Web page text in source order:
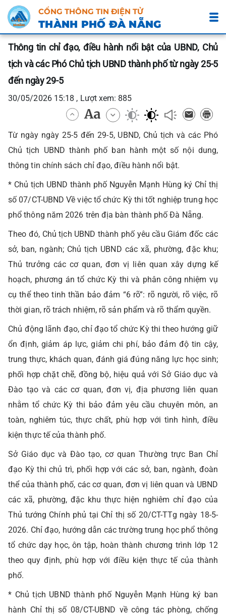
CỔNG THÔNG TIN ĐIỆN TỬ
THÀNH PHỐ ĐÀ NẴNG
Thông tin chỉ đạo, điều hành nổi bật của UBND, Chủ
tịch và các Phó Chủ tịch UBND thành phố từ ngày 25-5
đến ngày 29-5
30/05/2026 15:18 , Lượt xem: 885
Từ ngày ngày 25-5 đến 29-5, UBND, Chủ tịch và các Phó
Chủ tịch UBND thành phố ban hành một số nội dung,
thông tin chính sách chỉ đạo, điều hành nổi bật.
* Chủ tịch UBND thành phố Nguyễn Mạnh Hùng ký Chỉ thị
số 07/CT-UBND Về việc tổ chức Kỳ thi tốt nghiệp trung học
phổ thông năm 2026 trên địa bàn thành phố Đà Nẵng.
Theo đó, Chủ tịch UBND thành phố yêu cầu Giám đốc các
sở, ban, ngành; Chủ tịch UBND các xã, phường, đặc khu;
Thủ trưởng các cơ quan, đơn vị liên quan xây dựng kế
hoạch, phương án tổ chức Kỳ thi và phân công nhiệm vụ
cụ thể theo tinh thần bảo đảm “6 rõ”: rõ người, rõ việc, rõ
thời gian, rõ trách nhiệm, rõ sản phẩm và rõ thẩm quyền.
Chủ động lãnh đạo, chỉ đạo tổ chức Kỳ thi theo hướng giữ
ổn định, giảm áp lực, giảm chi phí, bảo đảm độ tin cậy,
trung thực, khách quan, đánh giá đúng năng lực học sinh;
phối hợp chặt chẽ, đồng bộ, hiệu quả với Sở Giáo dục và
Đào tạo và các cơ quan, đơn vị, địa phương liên quan
nhằm tổ chức Kỳ thi bảo đảm yêu cầu chuyên môn, an
toàn, nghiêm túc, thực chất, phù hợp với tình hình, điều
kiện thực tế của thành phố.
Sở Giáo dục và Đào tạo, cơ quan Thường trực Ban Chỉ
đạo Kỳ thi chủ trì, phối hợp với các sở, ban, ngành, đoàn
thể của thành phố, các cơ quan, đơn vị liên quan và UBND
các xã, phường, đặc khu thực hiện nghiêm chỉ đạo của
Thủ tướng Chính phủ tại Chỉ thị số 20/CT-TTg ngày 18-5-
2026. Chỉ đạo, hướng dẫn các trường trung học phổ thông
tổ chức dạy học, ôn tập, hoàn thành chương trình lớp 12
theo quy định, phù hợp với điều kiện thực tế của thành
phố.
* Chủ tịch UBND thành phố Nguyễn Mạnh Hùng ký ban
hành Chỉ thị số 08/CT-UBND về công tác phòng, chống